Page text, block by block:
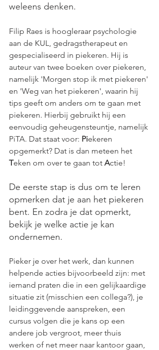
weleens denken.
Filip Raes is hoogleraar psychologie
aan de KUL, gedragstherapeut en
gespecialiseerd in piekeren. Hij is
auteur van twee boeken over piekeren,
namelijk 'Morgen stop ik met piekeren'
en 'Weg van het piekeren', waarin hij
tips geeft om anders om te gaan met
piekeren. Hierbij gebruikt hij een
eenvoudig geheugensteuntje, namelijk
PiTA. Dat staat voor: Piekeren
opgemerkt? Dat is dan meteen het
Teken om over te gaan tot Actie!
De eerste stap is dus om te leren
opmerken dat je aan het piekeren
bent. En zodra je dat opmerkt,
bekijk je welke actie je kan
ondernemen.
Pieker je over het werk, dan kunnen
helpende acties bijvoorbeeld zijn: met
iemand praten die in een gelijkaardige
situatie zit (misschien een collega?), je
leidinggevende aanspreken, een
cursus volgen die je kans op een
andere job vergroot, meer thuis
werken of net meer naar kantoor gaan,